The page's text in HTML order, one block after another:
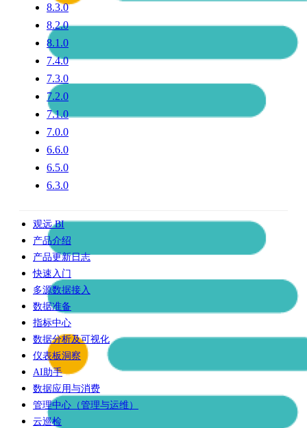
8.3.0
8.2.0
8.1.0
7.4.0
7.3.0
7.2.0
7.1.0
7.0.0
6.6.0
6.5.0
6.3.0
观远 BI
产品介绍
产品更新日志
快速入门
多源数据接入
数据准备
指标中心
数据分析及可视化
仪表板洞察
AI助手
数据应用与消费
管理中心（管理与运维）
云巡检